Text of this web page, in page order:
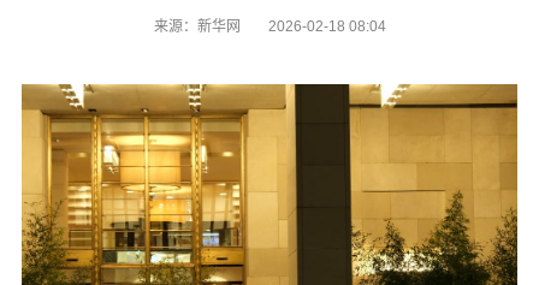
来源：新华网 2026-02-18 08:04